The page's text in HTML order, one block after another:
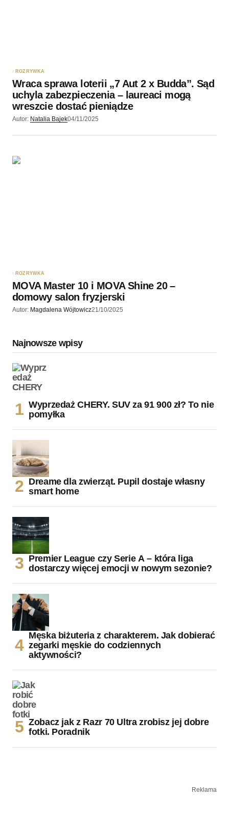
ROZRYWKA
Wraca sprawa loterii „7 Aut 2 x Budda”. Sąd
uchyla zabezpieczenia – laureaci mogą
wreszcie dostać pieniądze
Autor: Natalia Bajek04/11/2025
ROZRYWKA
MOVA Master 10 i MOVA Shine 20 –
domowy salon fryzjerski
Autor: Magdalena Wójtowicz21/10/2025
Najnowsze wpisy
Wyprzedaż CHERY. SUV za 91 900 zł? To nie
pomyłka
Dreame dla zwierząt. Pupil dostaje własny
smart home
Premier League czy Serie A – która liga
dostarczy więcej emocji w nowym sezonie?
Męska biżuteria z charakterem. Jak dobierać
zegarki męskie do codziennych
aktywności?
Zobacz jak z Razr 70 Ultra zrobisz jej dobre
fotki. Poradnik
Reklama